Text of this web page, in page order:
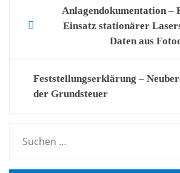
navigation
Anlagendokumentation –
Einsatz stationärer
Daten aus
Feststellungserklärung –
der Grundsteuer